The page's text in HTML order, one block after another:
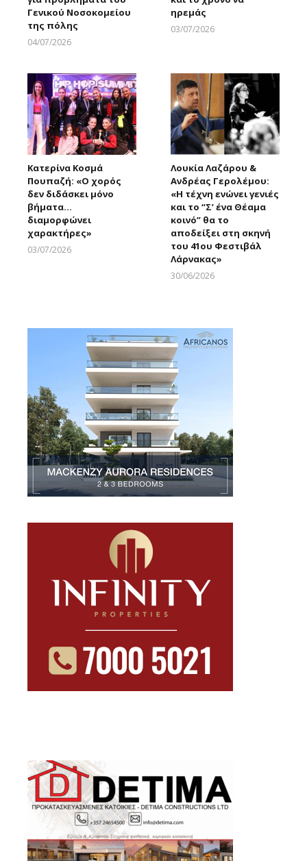
Γενικού Νοσοκομείου
της πόλης
04/07/2026
ηρεμάς
03/07/2026
Κατερίνα Κοσμά
Πουπαζή: «Ο χορός
δεν διδάσκει μόνο
βήματα…
διαμορφώνει
χαρακτήρες»
03/07/2026
Λουκία Λαζάρου &
Ανδρέας Γερολέμου:
«Η τέχνη ενώνει γενιές
και το “Σ’ ένα Θέαμα
κοινό” θα το
αποδείξει στη σκηνή
του 41ου Φεστιβάλ
Λάρνακας»
30/06/2026